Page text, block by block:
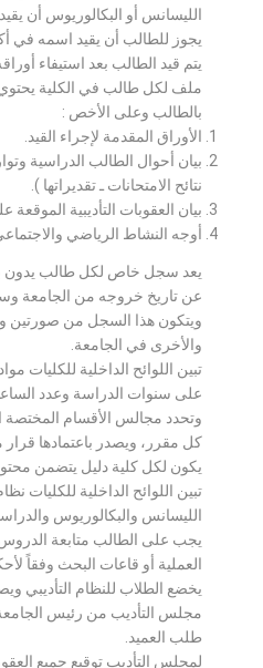
الليسانس أو البكالوريوس أن
يجوز للطالب أن يقيد اسمه في
يتم قيد الطالب بعد استيفاء
ملف لكل طالب في الكلية يحتوي
بالطالب وعلى الأخص :
الأوراق المقدمة لإجراء القيد.
بيان أحوال الطالب الدراسية
نتائح الامتحانات ـ تقديراتها ).
بيان العقوبات التأديبية الموقعة
أوجه النشاط الرياضي
يعد سجل خاص لكل طالب يدون
عن تاريخ خروجه من الجامعة
ويتكون هذا السجل من صورتين
والأخرى في الجامعة.
تبين اللوائح الداخلية للكليات
على سنوات الدراسة وعدد
وتحدد مجالس الأقسام
كل مقرر، ويصدر باعتمادها قرار
يكون لكل كلية دليل يتضمن
تبين اللوائح الداخلية للكليات
الليسانس والبكالوريوس
يجب على الطالب متابعة
العملية أو قاعات البحث وفقاً
يخضع الطلاب للنظام التأديبي
مجلس التأديب من رئيس
طلب العميد.
لمجلس التأديب توقيع جميع